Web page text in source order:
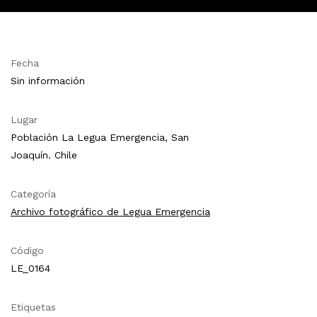
Fecha
Sin información
Lugar
Población La Legua Emergencia, San
Joaquín. Chile
Categoría
Archivo fotográfico de Legua Emergencia
Código
LE_0164
Etiquetas